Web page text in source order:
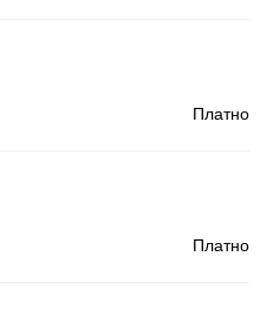
Платно
Платно